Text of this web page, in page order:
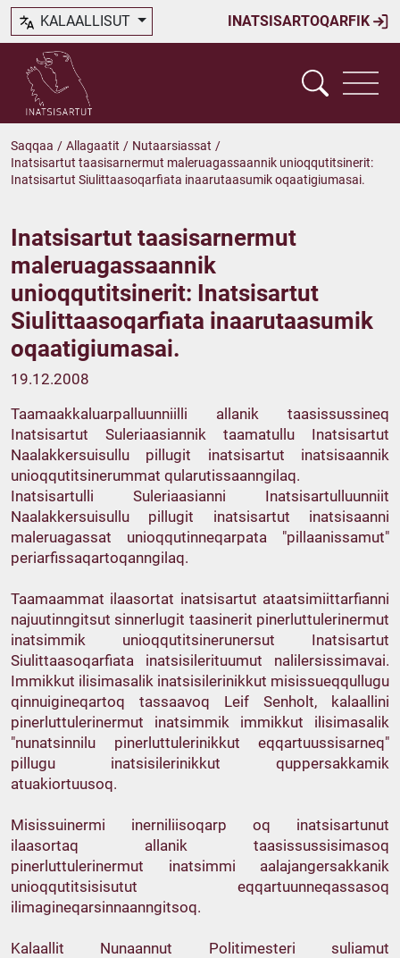
INATSISARTOQARFIK
KALAALLISUT
Saqqaa / Allagaatit / Nutaarsiassat /
Inatsisartut taasisarnermut maleruagassaannik unioqqutitsinerit:
Inatsisartut Siulittaasoqarfiata inaarutaasumik oqaatigiumasai.
Inatsisartut taasisarnermut
maleruagassaannik
unioqqutitsinerit: Inatsisartut
Siulittaasoqarfiata inaarutaasumik
oqaatigiumasai.
19.12.2008
Taamaakkaluarpalluunniilli allanik taasissussineq
Inatsisartut Suleriaasiannik taamatullu Inatsisartut
Naalakkersuisullu pillugit inatsisartut inatsisaannik
unioqqutitsinerummat qularutissaanngilaq.
Inatsisartulli Suleriaasianni Inatsisartulluunniit
Naalakkersuisullu pillugit inatsisartut inatsisaanni
maleruagassat unioqqutinneqarpata "pillaanissamut"
periarfissaqartoqanngilaq.
Taamaammat ilaasortat inatsisartut ataatsimiittarfianni
najuutinngitsut sinnerlugit taasinerit pinerluttulerinermut
inatsimmik unioqqutitsinerunersut Inatsisartut
Siulittaasoqarfiata inatsisilerituumut nalilersissimavai.
Immikkut ilisimasalik inatsisilerinikkut misissueqqullugu
qinnuigineqartoq tassaavoq Leif Senholt, kalaallini
pinerluttulerinermut inatsimmik immikkut ilisimasalik
"nunatsinnilu pinerluttulerinikkut eqqartuussisarneq"
pillugu inatsisilerinikkut quppersakkamik
atuakiortuusoq.
Misissuinermi inerniliisoqarp oq inatsisartunut
ilaasortaq allanik taasissussisimasoq
pinerluttulerinermut inatsimmi aalajangersakkanik
unioqqutitsisisutut eqqartuunneqassasoq
ilimagineqarsinnaanngitsoq.
Kalaallit Nunaannut Politimesteri suliamut